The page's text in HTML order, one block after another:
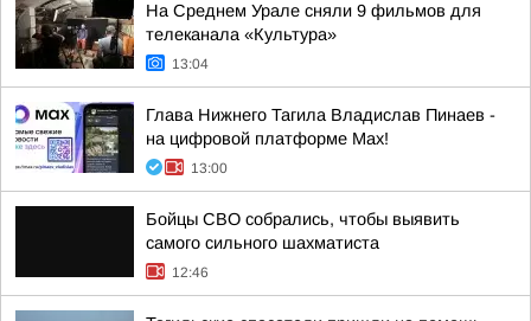
На Среднем Урале сняли 9 фильмов для
телеканала «Культура»
13:04
Глава Нижнего Тагила Владислав Пинаев -
на цифровой платформе Max!
13:00
Бойцы СВО собрались, чтобы выявить
самого сильного шахматиста
12:46